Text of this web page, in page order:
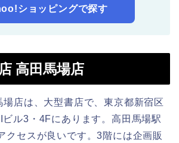
ショッピングで探す
高田馬場店
店は、大型書店で、東京都新宿区
ル3・4Fにあります。高田馬場駅
クセスが良いです。3階には企画販